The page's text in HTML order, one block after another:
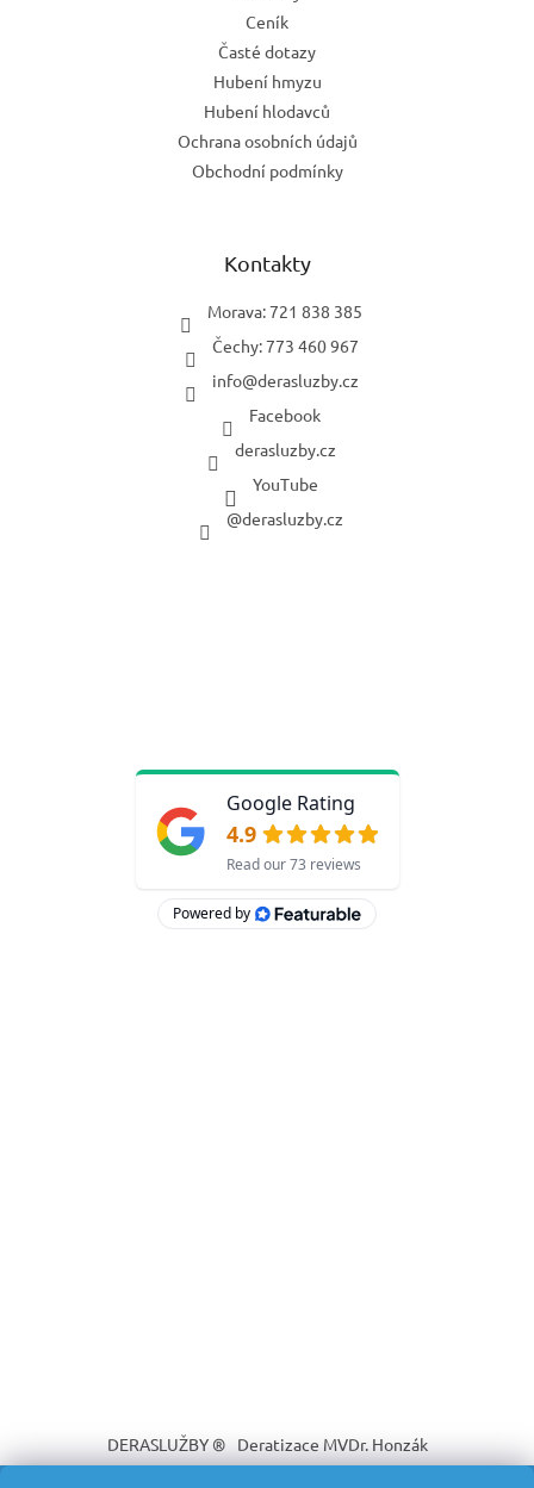
Ceník
Časté dotazy
Hubení hmyzu
Hubení hlodavců
Ochrana osobních údajů
Obchodní podmínky
Kontakty
Morava: 721 838 385
Čechy: 773 460 967
info@derasluzby.cz
Facebook
derasluzby.cz
YouTube
@derasluzby.cz
DERASLUŽBY ® Deratizace MVDr. Honzák